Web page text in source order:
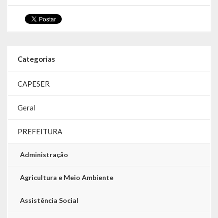
Categorias
CAPESER
Geral
PREFEITURA
Administração
Agricultura e Meio Ambiente
Assistência Social